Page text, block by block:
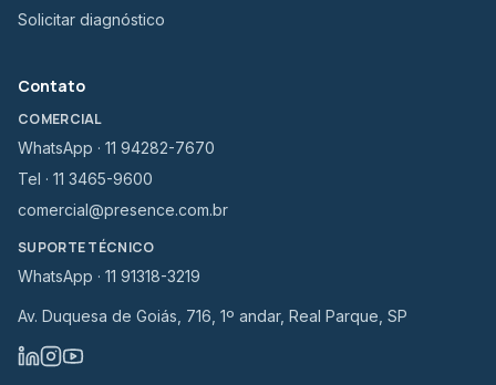
Solicitar diagnóstico
Contato
COMERCIAL
WhatsApp · 11 94282-7670
Tel · 11 3465-9600
comercial@presence.com.br
SUPORTE TÉCNICO
WhatsApp · 11 91318-3219
Av. Duquesa de Goiás, 716, 1º andar, Real Parque, SP